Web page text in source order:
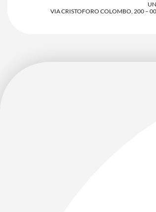
VIA CRISTOFORO COLOMBO, 200 –